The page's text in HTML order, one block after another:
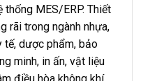
thống MES/ERP. Thiết
rãi trong ngành nhựa,
tế, dược phẩm, bảo
minh, in ấn, vật liệu